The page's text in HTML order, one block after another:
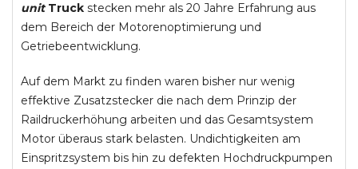
unit Truck stecken mehr als 20 Jahre Erfahrung aus
dem Bereich der Motorenoptimierung und
Getriebeentwicklung.
Auf dem Markt zu finden waren bisher nur wenig
effektive Zusatzstecker die nach dem Prinzip der
Raildruckerhöhung arbeiten und das Gesamtsystem
Motor überaus stark belasten. Undichtigkeiten am
Einspritzsystem bis hin zu defekten Hochdruckpumpen